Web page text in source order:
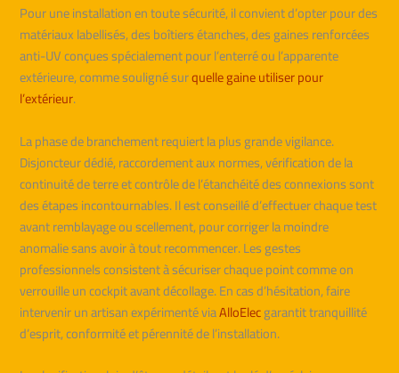
Pour une installation en toute sécurité, il convient d’opter pour des
matériaux labellisés, des boîtiers étanches, des gaines renforcées
anti-UV conçues spécialement pour l’enterré ou l’apparente
extérieure, comme souligné surquelle gaine utiliser pour
l’extérieur.
La phase de branchement requiert la plus grande vigilance.
Disjoncteur dédié, raccordement aux normes, vérification de la
continuité de terre et contrôle de l’étanchéité des connexions sont
des étapes incontournables. Il est conseillé d’effectuer chaque test
avant remblayage ou scellement, pour corriger la moindre
anomalie sans avoir à tout recommencer. Les gestes
professionnels consistent à sécuriser chaque point comme on
verrouille un cockpit avant décollage. En cas d’hésitation, faire
intervenir un artisan expérimenté viaAlloElecgarantit tranquillité
d’esprit, conformité et pérennité de l’installation.